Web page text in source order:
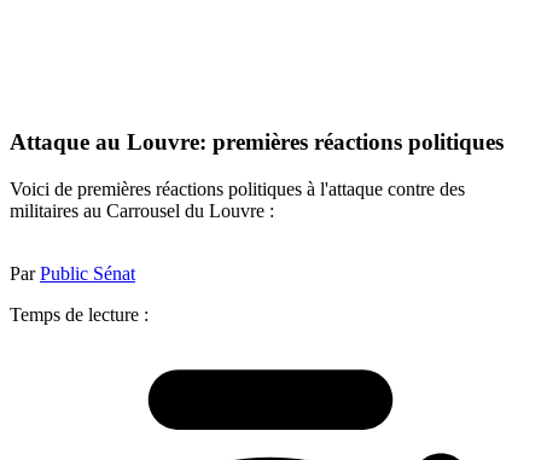
Attaque au Louvre: premières réactions politiques
Voici de premières réactions politiques à l'attaque contre des
militaires au Carrousel du Louvre :
ParPublic Sénat
Temps de lecture :